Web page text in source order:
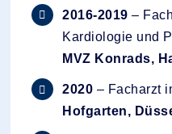
2016-2019 –
Kardiologie und
MVZ Konrads,
2020 – Facharzt
Hofgarten,